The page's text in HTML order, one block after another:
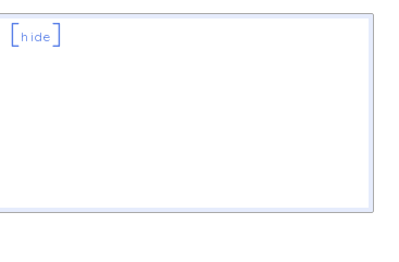
[hide]